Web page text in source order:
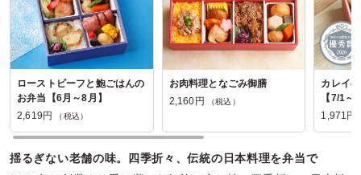
ローストビーフと鮑ごはんの
お弁当【6月～8月】
2,619円
（税込）
お肉料理となごみ御膳
2,160円
（税込）
カレイ
【7/1
で納品
1,971円
揺るぎない老舗の味。四季折々、伝統の日本料理を弁当で